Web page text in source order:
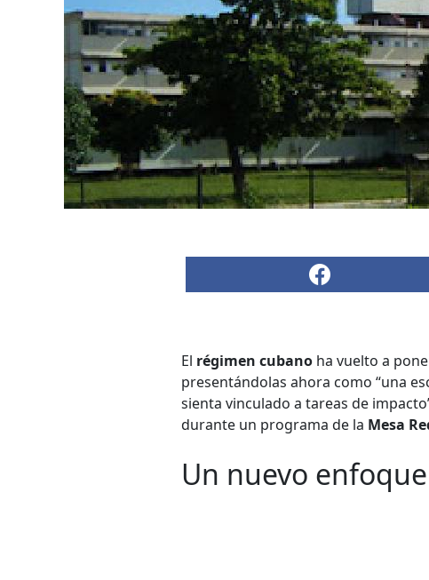
El régimen cubano ha vuelto a
presentándolas ahora como “una
sienta vinculado a tareas de
durante un programa de la Mesa
Un nuevo